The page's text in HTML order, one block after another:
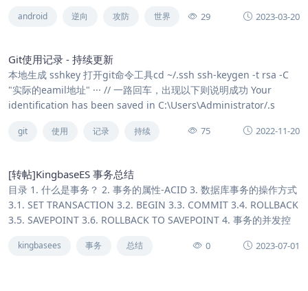
android 逆向 攻防 世界 29 2023-03-20
Git使用记录 - 持续更新
本地生成 sshkey 打开git命令工具cd ~/.ssh ssh-keygen -t rsa -C
"实际的eamil地址" ··· // 一路回车，出现以下则说明成功 Your
identification has been saved in C:\Users\Administrator/.s
git 使用 记录 持续 75 2022-11-20
[转帖]KingbaseES 事务总结
目录 1. 什么是事务？ 2. 事务的属性-ACID 3. 数据库事务的操作方式
3.1. SET TRANSACTION 3.2. BEGIN 3.3. COMMIT 3.4. ROLLBACK
3.5. SAVEPOINT 3.6. ROLLBACK TO SAVEPOINT 4. 事务的并发控
kingbasees 事务 总结 0 2023-07-01